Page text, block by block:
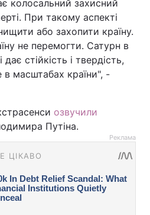
колосальний захисний
При такому аспекті
або захопити країну.
не перемогти. Сатурн в
стійкість і твердість,
в масштабах країни", -
озвучили
Путіна.
Реклама